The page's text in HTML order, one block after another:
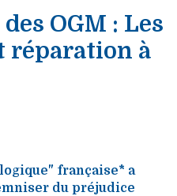
OGM : Les
réparation à
française* a
du préjudice